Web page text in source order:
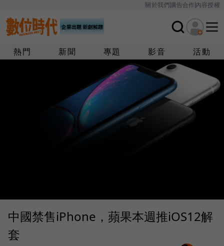
關於我們廣告合作內容授權
熱門 新聞 專題 影音 活動
中國禁售iPhone，蘋果本週推iOS12解
套